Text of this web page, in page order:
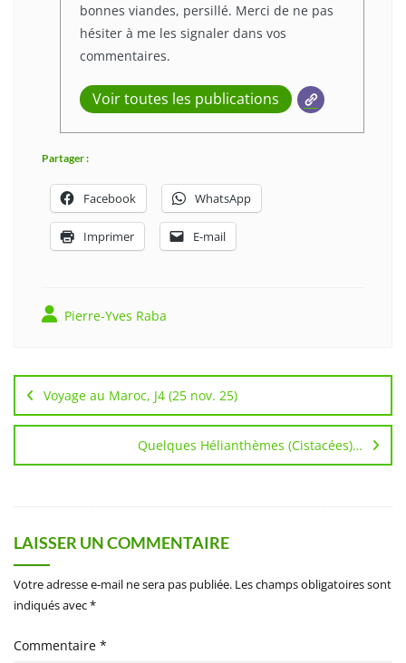
bonnes viandes, persillé. Merci de ne pas
hésiter à me les signaler dans vos
commentaires.
Voir toutes les publications
Partager :
Facebook WhatsApp
Imprimer E-mail
Pierre-Yves Raba
de
l’article
Voyage au Maroc, J4 (25 nov. 25)
Quelques Hélianthèmes (Cistacées)…
LAISSER UN COMMENTAIRE
Votre adresse e-mail ne sera pas publiée. Les champs obligatoires sont
indiqués avec*
Commentaire *